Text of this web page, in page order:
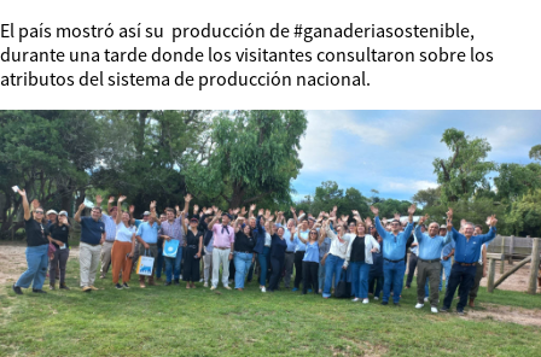
El país mostró así su producción de #ganaderiasostenible,
durante una tarde donde los visitantes consultaron sobre los
atributos del sistema de producción nacional.